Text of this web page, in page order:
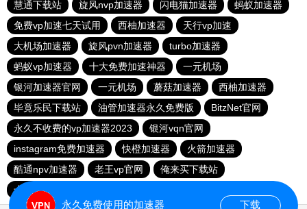
慧通下载站
旋风nvp加速器 闪电猫加速器
蚂蚁加速器
免费vp加速七天试用
西柚加速器
天行vp加速
大机场加速器
旋风pvn加速器
turbo加速器
蚂蚁vp加速器
十大免费加速神器
一元机场
银河加速器官网
一元机场 蘑菇加速器
西柚加速器
毕竟乐民下载站
油管加速器永久免费版
BitzNet官网
永久不收费的vp加速器2023
银河vqn官网
instagram免费加速器
快橙加速器
火箭加速器
酷通npv加速器
老王vp官网
俺来买下载站
十大免费加速神器
永久免费使用的加速器 下载